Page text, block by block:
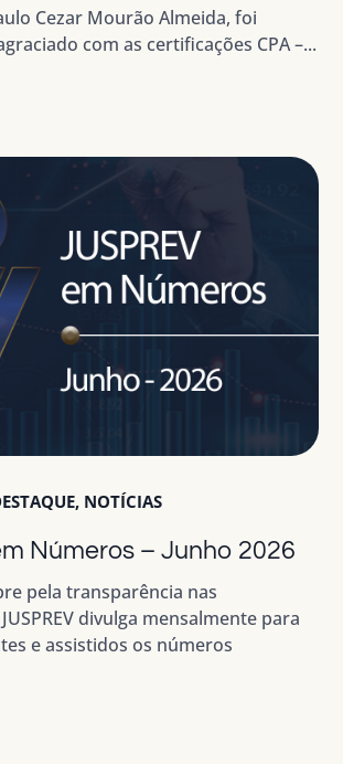
Cezar Mourão Almeida, foi
com as certificações CPA –...
Números – Junho 2026
, NOTÍCIAS
pela transparência nas
divulga mensalmente para
e assistidos os números